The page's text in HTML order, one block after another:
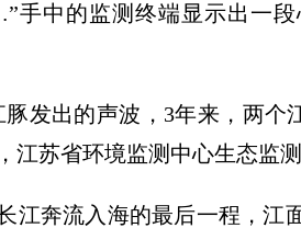
手中的监测终端显示出一段
豚发出的声波，3年来，两
江苏省环境监测中心生态监
江奔流入海的最后一程，江